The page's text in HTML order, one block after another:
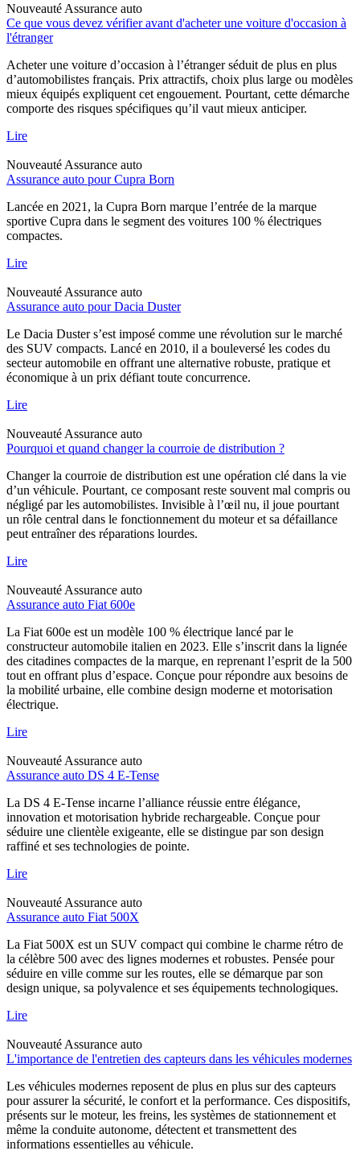
Nouveauté Assurance auto
Ce que vous devez vérifier avant d'acheter une voiture d'occasion à
l'étranger
Acheter une voiture d’occasion à l’étranger séduit de plus en plus
d’automobilistes français. Prix attractifs, choix plus large ou modèles
mieux équipés expliquent cet engouement. Pourtant, cette démarche
comporte des risques spécifiques qu’il vaut mieux anticiper.
Lire
Nouveauté Assurance auto
Assurance auto pour Cupra Born
Lancée en 2021, la Cupra Born marque l’entrée de la marque
sportive Cupra dans le segment des voitures 100 % électriques
compactes.
Lire
Nouveauté Assurance auto
Assurance auto pour Dacia Duster
Le Dacia Duster s’est imposé comme une révolution sur le marché
des SUV compacts. Lancé en 2010, il a bouleversé les codes du
secteur automobile en offrant une alternative robuste, pratique et
économique à un prix défiant toute concurrence.
Lire
Nouveauté Assurance auto
Pourquoi et quand changer la courroie de distribution ?
Changer la courroie de distribution est une opération clé dans la vie
d’un véhicule. Pourtant, ce composant reste souvent mal compris ou
négligé par les automobilistes. Invisible à l’œil nu, il joue pourtant
un rôle central dans le fonctionnement du moteur et sa défaillance
peut entraîner des réparations lourdes.
Lire
Nouveauté Assurance auto
Assurance auto Fiat 600e
La Fiat 600e est un modèle 100 % électrique lancé par le
constructeur automobile italien en 2023. Elle s’inscrit dans la lignée
des citadines compactes de la marque, en reprenant l’esprit de la 500
tout en offrant plus d’espace. Conçue pour répondre aux besoins de
la mobilité urbaine, elle combine design moderne et motorisation
électrique.
Lire
Nouveauté Assurance auto
Assurance auto DS 4 E-Tense
La DS 4 E-Tense incarne l’alliance réussie entre élégance,
innovation et motorisation hybride rechargeable. Conçue pour
séduire une clientèle exigeante, elle se distingue par son design
raffiné et ses technologies de pointe.
Lire
Nouveauté Assurance auto
Assurance auto Fiat 500X
La Fiat 500X est un SUV compact qui combine le charme rétro de
la célèbre 500 avec des lignes modernes et robustes. Pensée pour
séduire en ville comme sur les routes, elle se démarque par son
design unique, sa polyvalence et ses équipements technologiques.
Lire
Nouveauté Assurance auto
L'importance de l'entretien des capteurs dans les véhicules modernes
Les véhicules modernes reposent de plus en plus sur des capteurs
pour assurer la sécurité, le confort et la performance. Ces dispositifs,
présents sur le moteur, les freins, les systèmes de stationnement et
même la conduite autonome, détectent et transmettent des
informations essentielles au véhicule.